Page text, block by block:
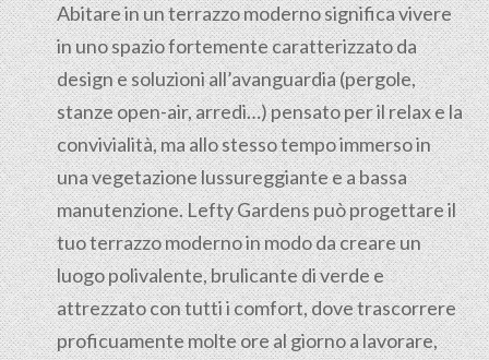
Abitare in un terrazzo moderno significa vivere
in uno spazio fortemente caratterizzato da
design e soluzioni all’avanguardia (pergole,
stanze open-air, arredi…) pensato per il relax e la
convivialità, ma allo stesso tempo immerso in
una vegetazione lussureggiante e a bassa
manutenzione. Lefty Gardens può progettare il
tuo terrazzo moderno in modo da creare un
luogo polivalente, brulicante di verde e
attrezzato con tutti i comfort, dove trascorrere
proficuamente molte ore al giorno a lavorare,